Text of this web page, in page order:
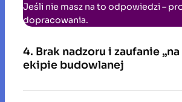
Jeśli nie masz na to odpowiedzi –
dopracowania.
4. Brak nadzoru i zaufanie
ekipie budowlanej